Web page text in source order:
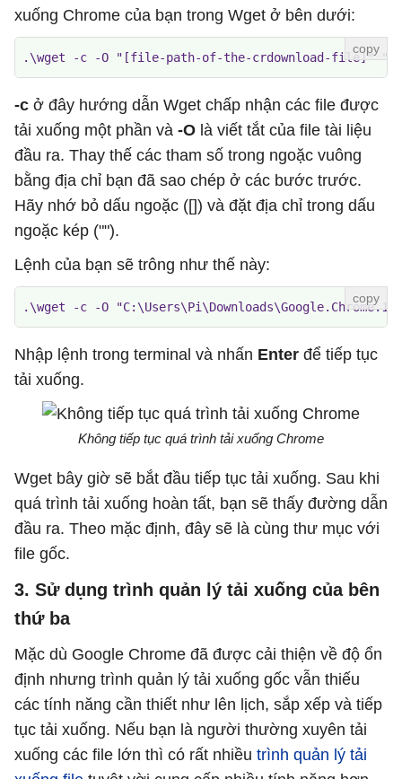
xuống Chrome của bạn trong Wget ở bên dưới:
.\wget -c -O "[file-path-of-the-crdownload-file]"
-c ở đây hướng dẫn Wget chấp nhận các file được
tải xuống một phần và -O là viết tắt của file tài liệu
đầu ra. Thay thế các tham số trong ngoặc vuông
bằng địa chỉ bạn đã sao chép ở các bước trước.
Hãy nhớ bỏ dấu ngoặc ([]) và đặt địa chỉ trong dấu
ngoặc kép ("").
Lệnh của bạn sẽ trông như thế này:
.\wget -c -O
Nhập lệnh trong terminal và nhấn Enter để tiếp tục
tải xuống.
Không tiếp tục quá trình tải xuống Chrome
Wget bây giờ sẽ bắt đầu tiếp tục tải xuống. Sau khi
quá trình tải xuống hoàn tất, bạn sẽ thấy đường dẫn
đầu ra. Theo mặc định, đây sẽ là cùng thư mục với
file gốc.
3. Sử dụng trình quản lý tải xuống của bên
thứ ba
Mặc dù Google Chrome đã được cải thiện về độ ổn
định nhưng trình quản lý tải xuống gốc vẫn thiếu
các tính năng cần thiết như lên lịch, sắp xếp và tiếp
tục tải xuống. Nếu bạn là người thường xuyên tải
xuống các file lớn thì có rất nhiều trình quản lý tải